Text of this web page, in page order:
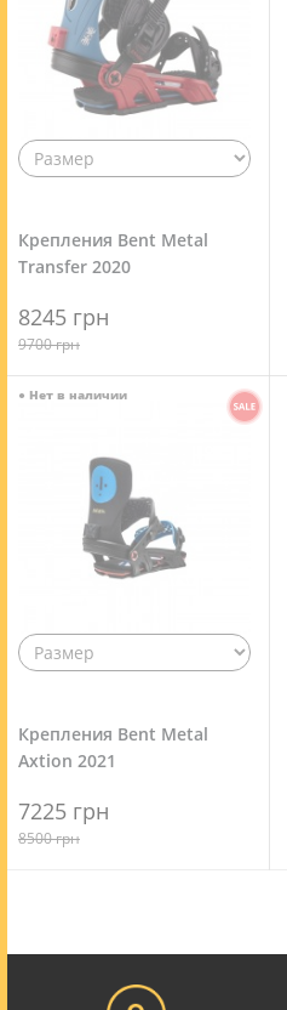
Крепления Bent Metal
Transfer 2020
8245 грн
9700 грн
● Нет в наличии
Крепления Bent Metal
Axtion 2021
7225 грн
8500 грн